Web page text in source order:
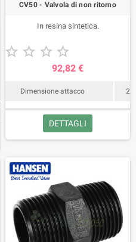
CV50 - Valvola di non ritorno
In resina sintetica.
   
92,82 €
Dimensione attacco 2"
DETTAGLI